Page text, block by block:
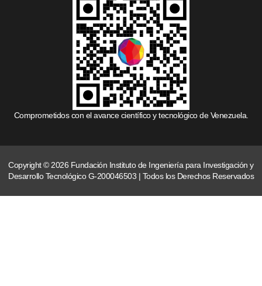
Comprometidos con el avance científico y tecnológico de Venezuela.
Copyright © 2026 Fundación Instituto de Ingeniería para Investigación y
Desarrollo Tecnológico G-200046503 | Todos los Derechos Reservados